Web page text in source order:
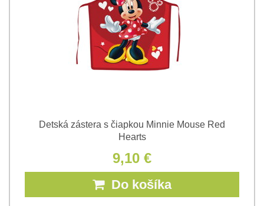
Detská zástera s čiapkou Minnie Mouse Red
Hearts
9,10 €
Do košíka